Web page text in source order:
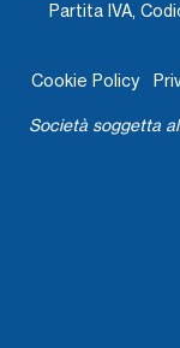
Partita IVA,
Cookie Policy
Società soggetta